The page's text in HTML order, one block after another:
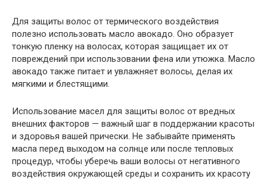
Для защиты волос от термического воздействия
полезно использовать масло авокадо. Оно образует
тонкую пленку на волосах, которая защищает их от
повреждений при использовании фена или утюжка. Масло
авокадо также питает и увлажняет волосы, делая их
мягкими и блестящими.
Использование масел для защиты волос от вредных
внешних факторов — важный шаг в поддержании красоты
и здоровья вашей прически. Не забывайте применять
масла перед выходом на солнце или после тепловых
процедур, чтобы уберечь ваши волосы от негативного
воздействия окружающей среды и сохранить их красоту